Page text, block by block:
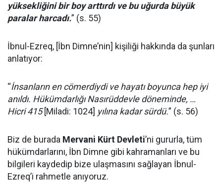
yüksekliğini bir boy arttırdı ve bu uğurda büyük
paralar harcadı.” (s. 55)
İbnul-Ezreq, [İbn Dimne’nin] kişiliği hakkında da şunları
anlatıyor:
“İnsanların en cömerdiydi ve hayatı boyunca hep iyi
anıldı. Hükümdarlığı Nasırüddevle döneminde, …
Hicri 415[Miladi: 1024] yılına kadar sürdü.” (s. 56)
Biz de burada Mervani Kürt Devleti’ni gururla, tüm
hükümdarlarını, İbn Dimne gibi kahramanları ve bu
bilgileri kaydedip bize ulaşmasını sağlayan İbnul-
Ezreq’i rahmetle anıyoruz.